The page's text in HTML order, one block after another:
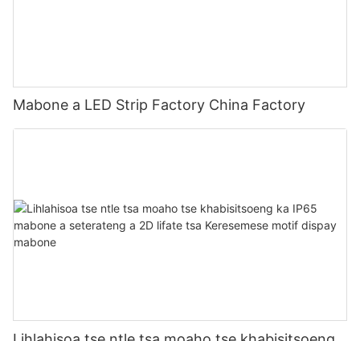
Mabone a LED Strip Factory China Factory